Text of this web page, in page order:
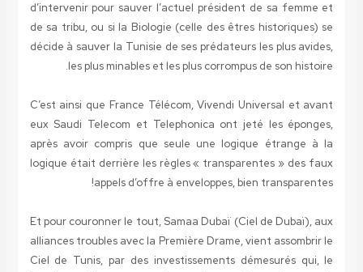
d’intervenir pour sauver l’actuel président de sa femme et
de sa tribu, ou si la Biologie (celle des êtres historiques) se
décide à sauver la Tunisie de ses prédateurs les plus avides,
les plus minables et les plus corrompus de son histoire.
C’est ainsi que France Télécom, Vivendi Universal et avant
eux Saudi Telecom et Telephonica ont jeté les éponges,
après avoir compris que seule une logique étrange à la
logique était derrière les règles « transparentes » des faux
appels d’offre à enveloppes, bien transparentes!
Et pour couronner le tout, Samaa Dubaï (Ciel de Dubaï), aux
alliances troubles avec la Première Drame, vient assombrir le
Ciel de Tunis, par des investissements démesurés qui, le